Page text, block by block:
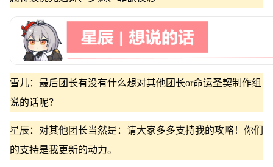
雪儿：最后团长有没有什么想对其他团长or命运圣契制作组
说的话呢？
星辰：对其他团长当然是：请大家多多支持我的攻略！你们
的支持是我更新的动力。